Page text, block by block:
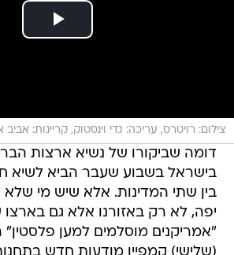
צילום: רויטרס, עריכה: גדי וינסטוק, קריינות:
דומה שביקורו של נשיא ארצות
בישראל בשבוע שעבר הביא לשיא
בין שתי המדינות. אלא שיש מי שלא
יפה, לא רק באזורנו אלא גם בארצו
"אמריקנים מוסלמים למען פלסטין"